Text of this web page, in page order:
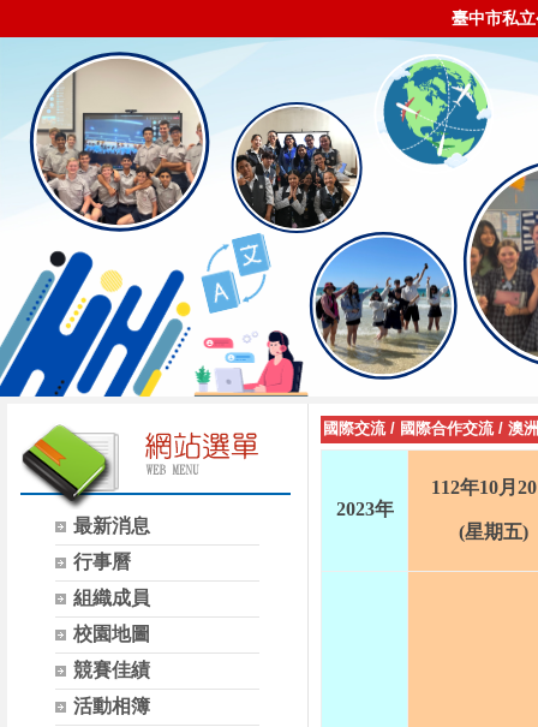
臺中市私
最新消息
行事曆
組織成員
校園地圖
競賽佳績
活動相簿
國際交流/ 國際合作交流/ 澳
2023年
112年10月
(星期五)